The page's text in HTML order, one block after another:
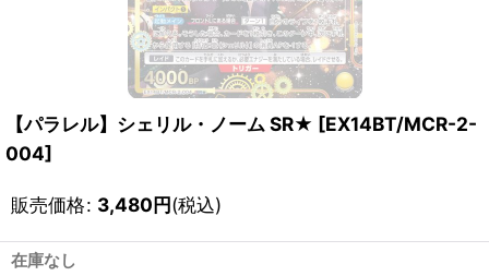
【パラレル】シェリル・ノーム SR★ [EX14BT/MCR-2-
004]
販売価格: 3,480円(税込)
在庫なし